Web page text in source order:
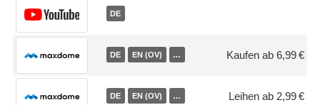
DE
DE EN (OV) … Kaufen ab 6,99 €
DE EN (OV) … Leihen ab 2,99 €